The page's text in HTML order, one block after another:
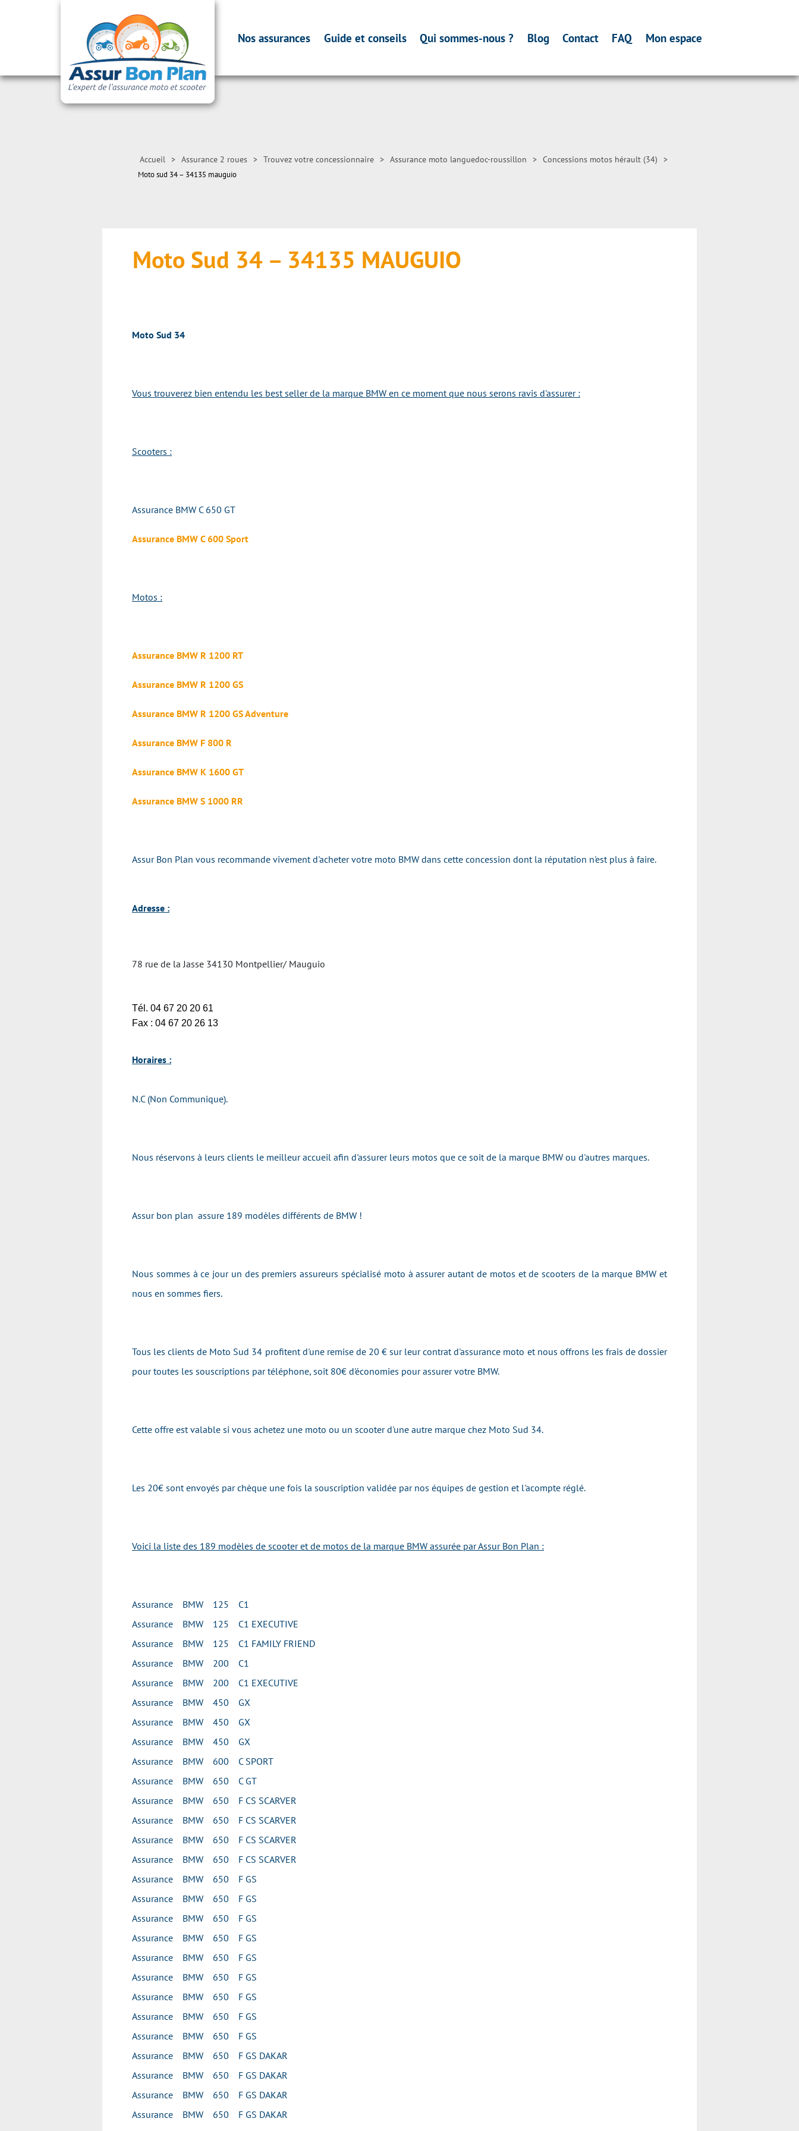
Nos assurances Guide et conseils Qui sommes-nous ? Blog Contact FAQ Mon espace
Accueil > Assurance 2 roues > Trouvez votre concessionnaire > Assurance moto languedoc-roussillon > Concessions motos hérault (34) >
Moto sud 34 – 34135 mauguio
Moto Sud 34 – 34135 MAUGUIO
Moto Sud 34
Vous trouverez bien entendu les best seller de la marque BMW en ce moment que nous serons ravis d'assurer :
Scooters :
Assurance BMW C 650 GT
Assurance BMW C 600 Sport
Motos :
Assurance BMW R 1200 RT
Assurance BMW R 1200 GS
Assurance BMW R 1200 GS Adventure
Assurance BMW F 800 R
Assurance BMW K 1600 GT
Assurance BMW S 1000 RR
Assur Bon Plan vous recommande vivement d'acheter votre moto BMW dans cette concession dont la réputation n'est plus à faire.
Adresse :
78 rue de la Jasse 34130 Montpellier/ Mauguio
Tél. 04 67 20 20 61
Fax : 04 67 20 26 13
Horaires :
N.C (Non Communique).
Nous réservons à leurs clients le meilleur accueil afin d'assurer leurs motos que ce soit de la marque BMW ou d'autres marques.
Assur bon plan assure 189 modèles différents de BMW !
Nous sommes à ce jour un des premiers assureurs spécialisé moto à assurer autant de motos et de scooters de la marque BMW et
nous en sommes fiers.
Tous les clients de Moto Sud 34 profitent d'une remise de 20 € sur leur contrat d'assurance moto et nous offrons les frais de dossier
pour toutes les souscriptions par téléphone, soit 80€ d'économies pour assurer votre BMW.
Cette offre est valable si vous achetez une moto ou un scooter d'une autre marque chez Moto Sud 34.
Les 20€ sont envoyés par chèque une fois la souscription validée par nos équipes de gestion et l'acompte réglé.
Voici la liste des 189 modèles de scooter et de motos de la marque BMW assurée par Assur Bon Plan :
Assurance BMW 125 C1
Assurance BMW 125 C1 EXECUTIVE
Assurance BMW 125 C1 FAMILY FRIEND
Assurance BMW 200 C1
Assurance BMW 200 C1 EXECUTIVE
Assurance BMW 450 GX
Assurance BMW 450 GX
Assurance BMW 450 GX
Assurance BMW 600 C SPORT
Assurance BMW 650 C GT
Assurance BMW 650 F CS SCARVER
Assurance BMW 650 F CS SCARVER
Assurance BMW 650 F CS SCARVER
Assurance BMW 650 F CS SCARVER
Assurance BMW 650 F GS
Assurance BMW 650 F GS
Assurance BMW 650 F GS
Assurance BMW 650 F GS
Assurance BMW 650 F GS
Assurance BMW 650 F GS
Assurance BMW 650 F GS
Assurance BMW 650 F GS
Assurance BMW 650 F GS
Assurance BMW 650 F GS DAKAR
Assurance BMW 650 F GS DAKAR
Assurance BMW 650 F GS DAKAR
Assurance BMW 650 F GS DAKAR